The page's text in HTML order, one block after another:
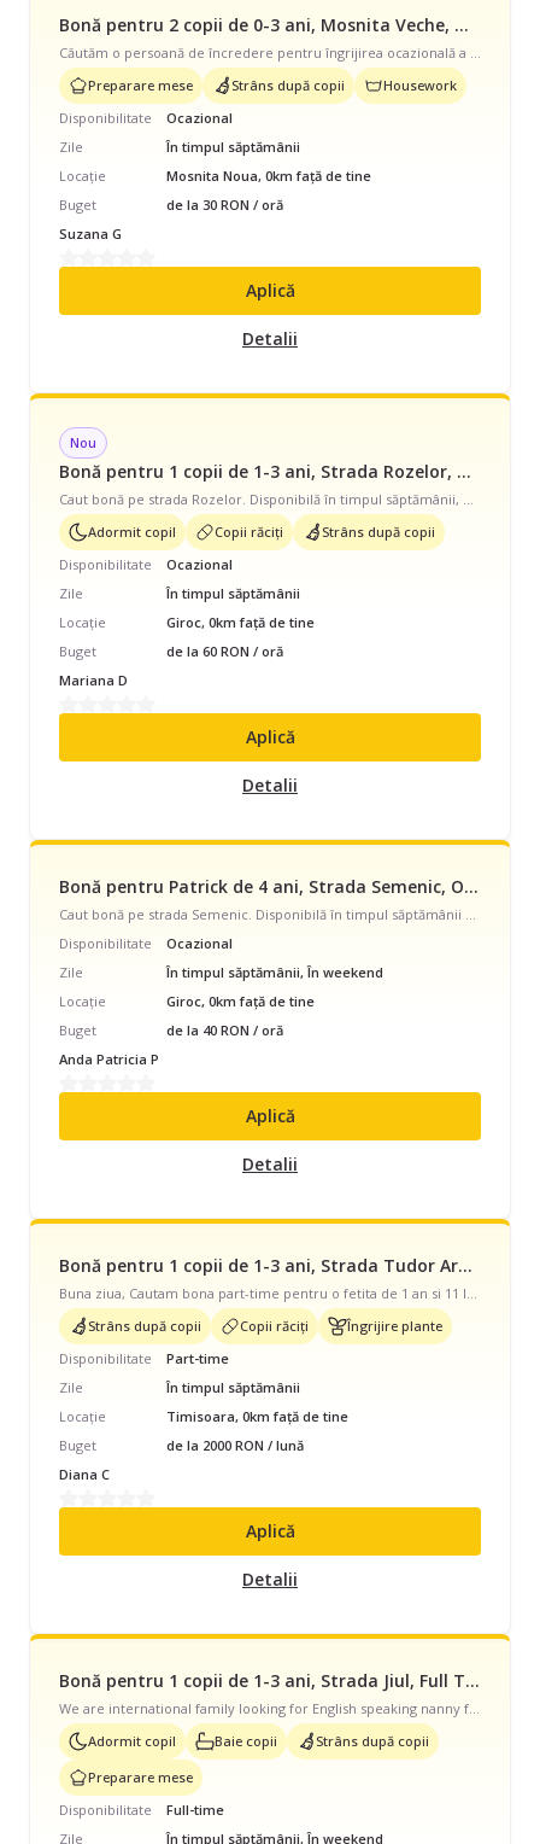
Bonă pentru 2 copii de 0-3 ani, Mosnita Veche, Ocazional, începând cu 30 lei/oră
Preparare mese
Strâns după copii
Housework
Disponibilitate
Ocazional
Zile
În timpul săptămânii
Locație
Mosnita Noua, 0km față de tine
Buget
de la 30 RON / oră
Suzana G
Aplică
Detalii
Nou
Bonă pentru 1 copii de 1-3 ani, Strada Rozelor, Ocazional, începând cu 60 lei/oră
Adormit copil
Copii răciți
Strâns după copii
Disponibilitate
Ocazional
Zile
În timpul săptămânii
Locație
Giroc, 0km față de tine
Buget
de la 60 RON / oră
Mariana D
Aplică
Detalii
Bonă pentru Patrick de 4 ani, Strada Semenic, Ocazional, începând cu 40 lei/oră
Disponibilitate
Ocazional
Zile
În timpul săptămânii, În weekend
Locație
Giroc, 0km față de tine
Buget
de la 40 RON / oră
Anda Patricia P
Aplică
Detalii
Bonă pentru 1 copii de 1-3 ani, Strada Tudor Arghezi, Part Time, începând cu 2000 lei/lună
Strâns după copii
Copii răciți
Îngrijire plante
Disponibilitate
Part-time
Zile
În timpul săptămânii
Locație
Timisoara, 0km față de tine
Buget
de la 2000 RON / lună
Diana C
Aplică
Detalii
Bonă pentru 1 copii de 1-3 ani, Strada Jiul, Full Time, începând cu 3250 lei/lună
Adormit copil
Baie copii
Strâns după copii
Preparare mese
Disponibilitate
Full-time
Zile
În timpul săptămânii, În weekend